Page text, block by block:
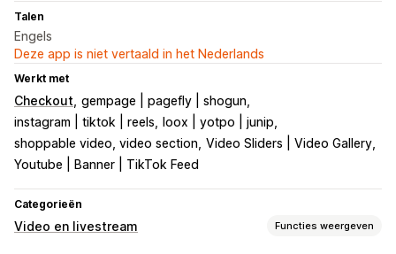
Talen
Engels
Deze app is niet vertaald in het Nederlands
Werkt met
Checkout gempage | pagefly | shogun
instagram | tiktok | reels
loox | yotpo | junip
shoppable video, video section Video Sliders | Video Gallery
Youtube | Banner | TikTok Feed
Categorieën
Video en livestream Functies weergeven